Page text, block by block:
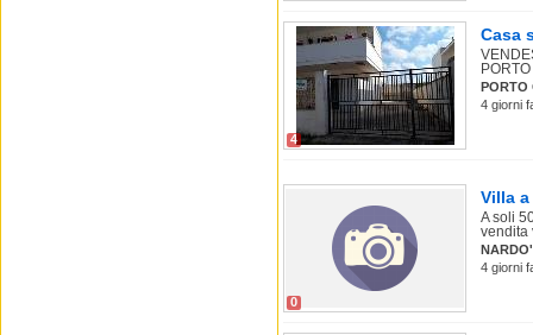
4
Casa
PORTO
4 giorni
0
Villa a
A soli
vendita
4 giorni